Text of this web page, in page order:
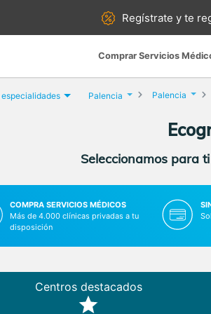
Regístrate yte
Comprar Servicios
especialidades Palencia Palencia
Seleccionamos para
COMPRA SERVICIOS MÉDICOS
Más de 4.000 clínicas privadas a tu
disposición
Centros destacados